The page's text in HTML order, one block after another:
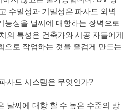
수밀성과 기밀성은 파사드 외벽
능성을 날씨에 대항하는 장벽으로
의 특성은 건축가와 시공 자들에게
으로 작업하는 것을 즐겁게 만드는
사드 시스템은 무엇인가?
날씨에 대항 할 수 높은 수준의 방